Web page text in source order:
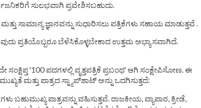
ಸುಲಭವಾಗಿ ಪ್ರವೇಶಿಸಬಹುದು.
ಸಾಮಾನ್ಯ ಜ್ಞಾನವನ್ನು ಸುಧಾರಿಸಲು ಪತ್ರಿಕೆಗಳು ಸಹಾಯ ಮಾಡುತ್ತವೆ .
ಪ್ರತಿಯೊಬ್ಬರೂ ಬೆಳೆಸಿಕೊಳ್ಳಬೇಕಾದ ಉತ್ತಮ ಅಭ್ಯಾಸವಾಗಿದೆ.
'100 ಪದಗಳಲ್ಲಿ ವೃತ್ತಪತ್ರಿಕೆ ಪ್ರಬಂಧ' ಆಗಿ ಸಂಕ್ಷೇಪಿಸೋಣ. ಈ
ಮತ್ತು ಪಾತ್ರದ ಸ್ನ್ಯಾಪ್‌ಶಾಟ್ ಅನ್ನು ಒದಗಿಸುತ್ತದೆ:
ಬಹುಮುಖ್ಯ ಪಾತ್ರವನ್ನು ವಹಿಸುತ್ತವೆ. ರಾಜಕೀಯ, ವ್ಯಾಪಾರ, ಕ್ರೀಡೆ,